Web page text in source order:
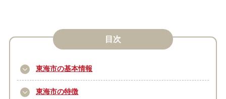
目次
東海市の基本情報
東海市の特徴